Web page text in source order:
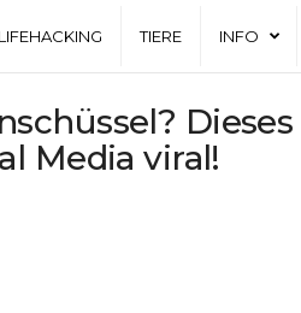
LIFEHACKING TIERE INFO
Media viral!